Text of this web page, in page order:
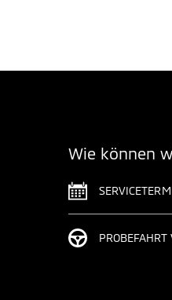
Wie können
PROBEFAHRT